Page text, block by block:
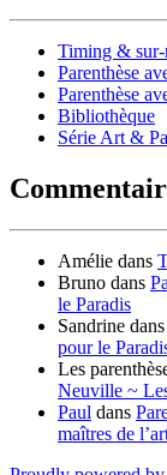
Timing & sur-
Parenthèse
Parenthèse
Bibliothèque
Série Art &
Amélie dans
Bruno dans
le Paradis
Sandrine dans
pour le
Les
Neuville ~
Paul dans
maîtres de